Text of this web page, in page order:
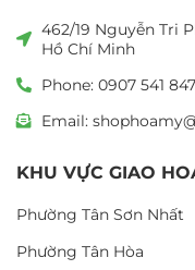
462/19 Nguyễn Tri
Hồ Chí Minh
Phone: 0907 541
Email:
KHU VỰC GIAO
Phường Tân Sơn Nhất
Phường Tân Hòa